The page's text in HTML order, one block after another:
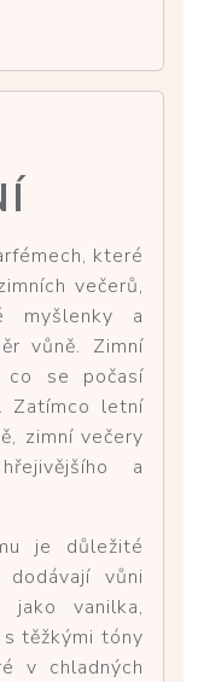
které
večerů,
myšlenky a
vůně. Zimní
co se počasí
Zatímco letní
zimní večery
a
je důležité
vůni
jako vanilka,
těžkými tóny
v chladných